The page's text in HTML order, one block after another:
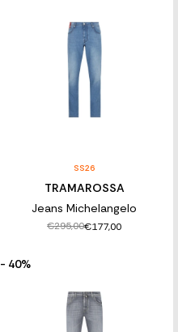
SS26
TRAMAROSSA
Jeans Michelangelo
€295,00€177,00
- 40%